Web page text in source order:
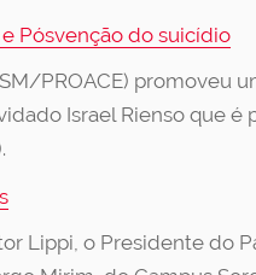
Pósvenção do suicídio
PROACE) promoveu
Israel Rienso que
Lippi, o Presidente do